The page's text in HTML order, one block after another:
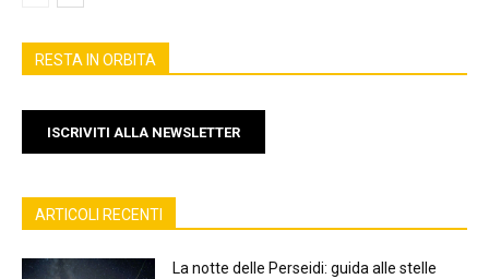
RESTA IN ORBITA
ISCRIVITI ALLA NEWSLETTER
ARTICOLI RECENTI
La notte delle Perseidi: guida alle stelle